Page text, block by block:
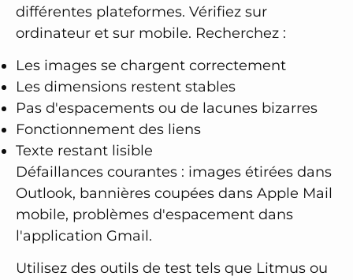
différentes plateformes. Vérifiez sur
ordinateur et sur mobile. Recherchez :
Les images se chargent correctement
Les dimensions restent stables
Pas d'espacements ou de lacunes bizarres
Fonctionnement des liens
Texte restant lisible
Défaillances courantes : images étirées dans
Outlook, bannières coupées dans Apple Mail
mobile, problèmes d'espacement dans
l'application Gmail.
Utilisez des outils de test tels que Litmus ou